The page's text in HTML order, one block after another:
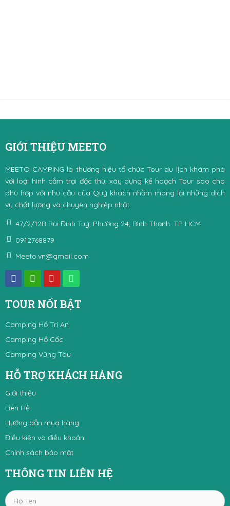
GIỚI THIỆU MEETO
MEETO CAMPING là thương hiệu tổ chức Tour du lịch khám phá
với loại hình cắm trại đặc thù, xây dựng kế hoạch Tour sao cho
phù hợp với nhu cầu của Quý khách nhằm mang lại những dịch
vụ chất lượng và chuyên nghiệp nhất.
47/2/12B Bùi Đình Tuý, Phường 24, Bình Thạnh. TP HCM
0912768879
Meeto.vn@gmail.com
TOUR NỔI BẬT
Camping Hồ Trị An
Camping Hồ Cốc
Camping Vũng Tàu
HỖ TRỢ KHÁCH HÀNG
Giới thiệu
Liên Hệ
Hướng dẫn mua hàng
Điều kiện và điều khoản
Chính sách bảo mật
THÔNG TIN LIÊN HỆ